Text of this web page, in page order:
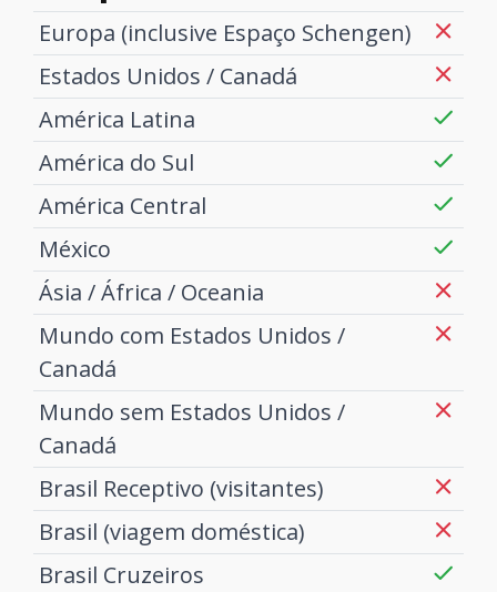
Europa (inclusive Espaço Schengen)
Estados Unidos / Canadá
América Latina
América do Sul
América Central
México
Ásia / África / Oceania
Mundo com Estados Unidos /
Canadá
Mundo sem Estados Unidos /
Canadá
Brasil Receptivo (visitantes)
Brasil (viagem doméstica)
Brasil Cruzeiros